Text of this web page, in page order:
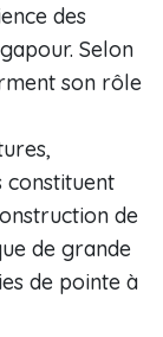
des
Selon
son rôle
constituent
de
de grande
de pointe à